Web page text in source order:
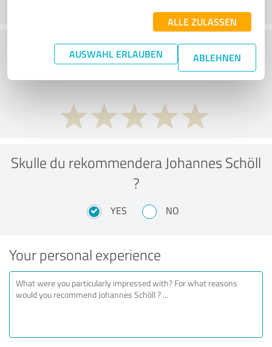
ALLE ZULASSEN
AUSWAHL ERLAUBEN ABLEHNEN
What do you think of the price to
performance ratio?
Skulle du rekommendera Johannes Schöll
?
YES NO
Your personal experience